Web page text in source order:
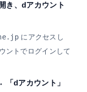
き、dアカウント
にアクセスし
ントでログインして
dアカウント」